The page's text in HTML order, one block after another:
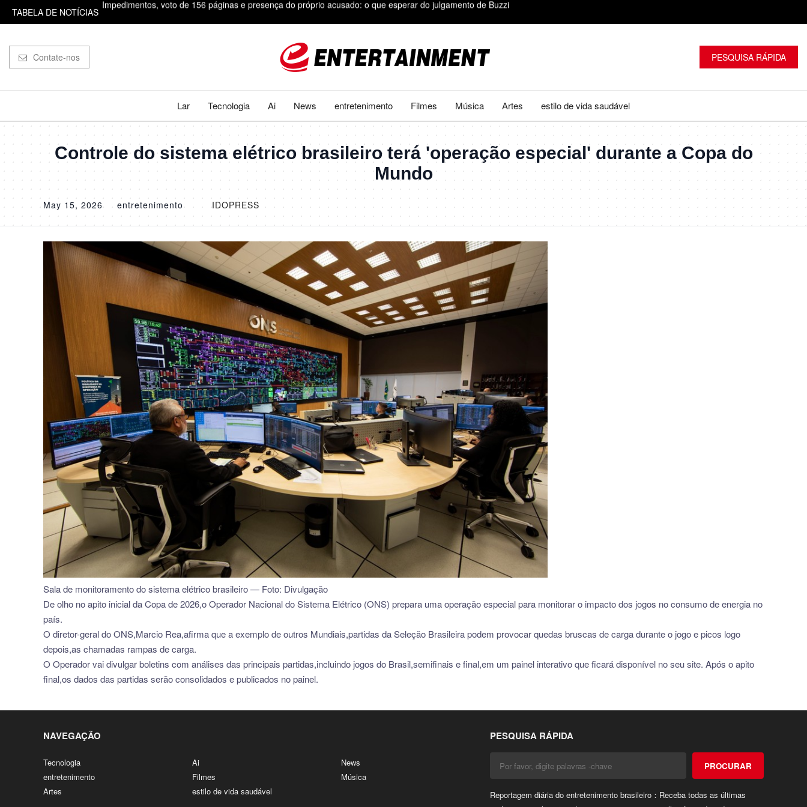
TABELA DE NOTÍCIAS El Niño: preço de ar-condicionado cai até 17%, mesmo com previsão de calor antecipado
Parte de foguete espacial de Musk vai colidir com a Lua nesta quarta-feira: saiba a que horas e por que manobra será realizada
Impedimentos, voto de 156 páginas e presença do próprio acusado: o que esperar do julgamento de Buzzi
Contate-nos PESQUISA RÁPIDA
Lar Tecnologia Ai News entretenimento Filmes Música Artes estilo de vida saudável
Controle do sistema elétrico brasileiro terá 'operação especial' durante a Copa do
Mundo
May 15, 2026 entretenimento IDOPRESS
Sala de monitoramento do sistema elétrico brasileiro — Foto: Divulgação
De olho no apito inicial da Copa de 2026,o Operador Nacional do Sistema Elétrico (ONS) prepara uma operação especial para monitorar o impacto dos jogos no consumo de energia no
país.
O diretor-geral do ONS,Marcio Rea,afirma que a exemplo de outros Mundiais,partidas da Seleção Brasileira podem provocar quedas bruscas de carga durante o jogo e picos logo
depois,as chamadas rampas de carga.
O Operador vai divulgar boletins com análises das principais partidas,incluindo jogos do Brasil,semifinais e final,em um painel interativo que ficará disponível no seu site. Após o apito
final,os dados das partidas serão consolidados e publicados no painel.
NAVEGAÇÃO
Tecnologia Ai
News
entretenimento
Filmes
Música
Artes
estilo de vida saudável
PESQUISA RÁPIDA
PROCURAR
Reportagem diária do entretenimento brasileiro：Receba todas as últimas